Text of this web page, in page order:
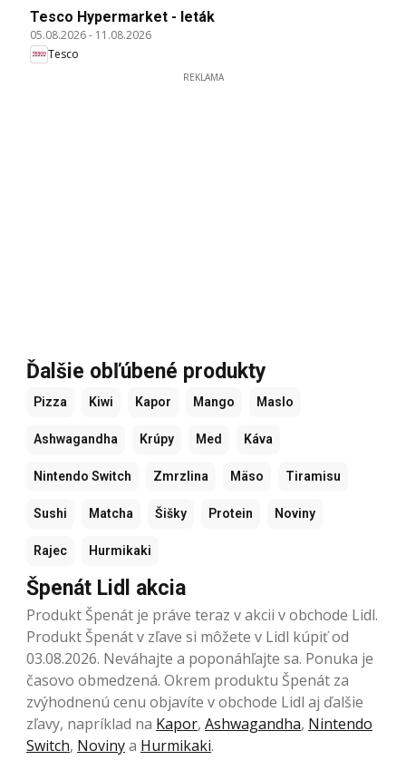
Tesco Hypermarket - leták
05.08.2026- 11.08.2026
Tesco
REKLAMA
Ďalšie obľúbené produkty
Pizza Kiwi Kapor Mango Maslo
Ashwagandha Krúpy Med Káva
Nintendo Switch Zmrzlina Mäso Tiramisu
Sushi Matcha Šišky Protein Noviny
Rajec Hurmikaki
Špenát Lidl akcia
Produkt Špenát je práve teraz v akcii v obchode Lidl.
Produkt Špenát v zľave si môžete v Lidl kúpiť od
03.08.2026. Neváhajte a poponáhľajte sa. Ponuka je
časovo obmedzená. Okrem produktu Špenát za
zvýhodnenú cenu objavíte v obchode Lidl aj ďalšie
zľavy, napríklad na Kapor, Ashwagandha, Nintendo
Switch, Novinya Hurmikaki.